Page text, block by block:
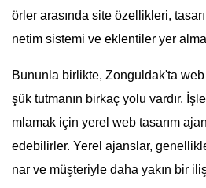
örler arasında site özellikleri,
netim sistemi ve eklentiler yer
Bununla birlikte, Zonguldak'ta
şük tutmanın birkaç yolu vardır.
mlamak için yerel web tasarım
edebilirler. Yerel ajanslar,
nar ve müşteriyle daha yakın bir